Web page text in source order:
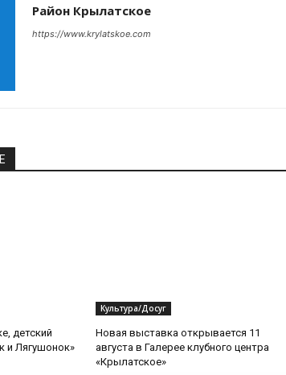
Район Крылатское
https://www.krylatskoe.com
детский
и Лягушонок»
Культура/Досуг
Новая выставка открывается 11
августа в Галерее клубного центра
«Крылатское»